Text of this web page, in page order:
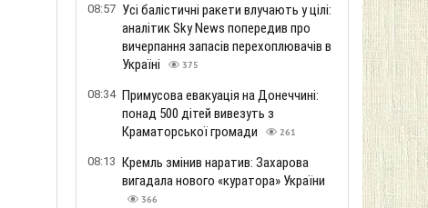
08:57 Усі балістичні ракети влучають у цілі:
аналітик Sky News попередив про
вичерпання запасів перехоплювачів в
Україні
375
08:34 Примусова евакуація на Донеччині:
понад 500 дітей вивезуть з
Краматорської громади
261
08:13 Кремль змінив наратив: Захарова
вигадала нового «куратора» України
366